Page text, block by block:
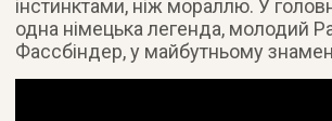
інстинктами, ніж мораллю. У
одна німецька легенда, молодий
Фассбіндер, у майбутньому